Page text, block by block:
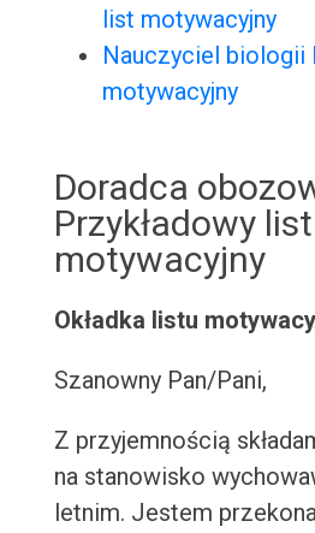
list motywacyjny
Nauczyciel biologii
motywacyjny
Doradca
Przykładowy list
motywacyjny
Okładka listu
Szanowny Pan/Pani,
Z przyjemnością
na stanowisko
letnim. Jestem